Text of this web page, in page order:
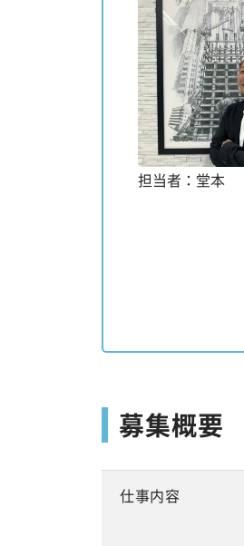
担当者：堂本
募集概要
仕事内容